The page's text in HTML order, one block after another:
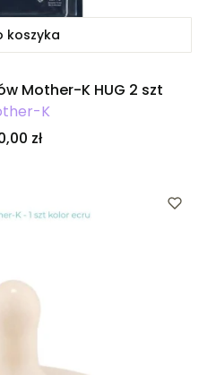
koszyka
Mother-K HUG 2 szt
K
zł